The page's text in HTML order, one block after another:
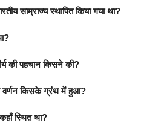
साम्राज्य स्थापित किया गया था?
की पहचान किसने की?
वर्णन किसके ग्रंथ में हुआ?
स्थित था?